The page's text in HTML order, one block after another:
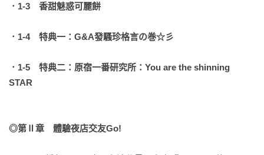
． 1-3 香甜魅惑可麗餅
． 1-4 特典一： G&A發騷珍格言の巻☆彡
． 1-5　特典二： 原宿一番研究所：You are the shinning
STAR
◎第 Ⅱ 章 體驗夜店交友Go!